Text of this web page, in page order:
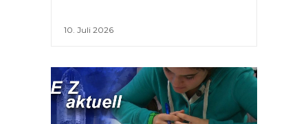
10. Juli 2026